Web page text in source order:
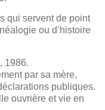
qui servent de point
ou d’histoire
1986.
par sa mère,
publiques.
ouvrière et vie en